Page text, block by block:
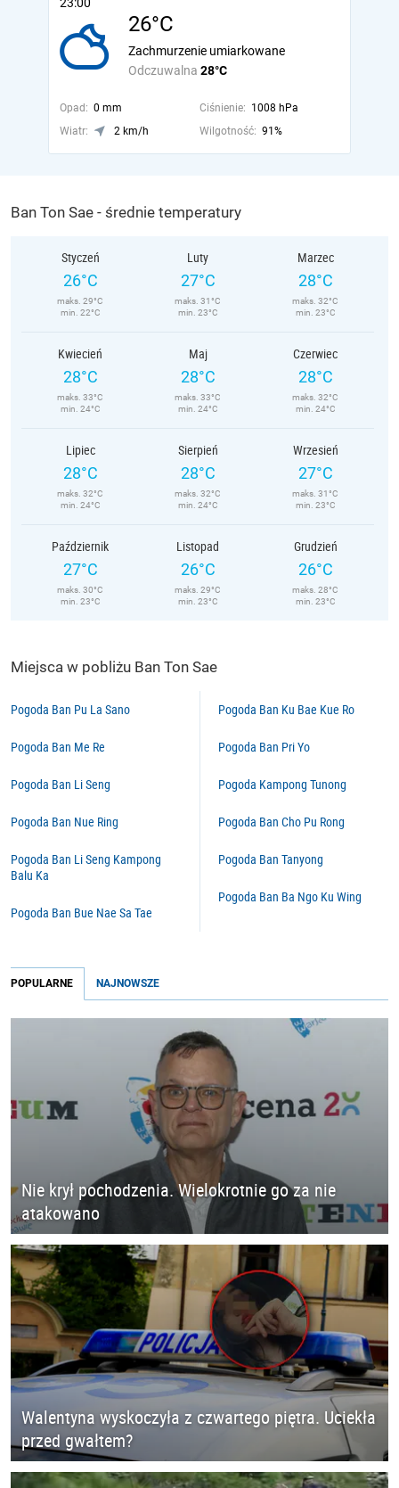
26°C
Odczuwalna 28°C
Zachmurzenie umiarkowane
Opad: 0 mm Ciśnienie: 1008 hPa
Wiatr:
2 km/h Wilgotność: 91%
Ban Ton Sae - średnie temperatury
Styczeń
26°C
maks. 29°C
min. 22°C
Luty
27°C
maks. 31°C
min. 23°C
Marzec
28°C
maks. 32°C
min. 23°C
Kwiecień
28°C
maks. 33°C
min. 24°C
Maj
28°C
maks. 33°C
min. 24°C
Czerwiec
28°C
maks. 32°C
min. 24°C
Lipiec
28°C
maks. 32°C
min. 24°C
Sierpień
28°C
maks. 32°C
min. 24°C
Wrzesień
27°C
maks. 31°C
min. 23°C
Październik
27°C
maks. 30°C
min. 23°C
Listopad
26°C
maks. 29°C
min. 23°C
Grudzień
26°C
maks. 28°C
min. 23°C
Miejsca w pobliżu Ban Ton Sae
Pogoda Ban Pu La Sano
Pogoda Ban Me Re
Pogoda Ban Li Seng
Pogoda Ban Nue Ring
Pogoda Ban Li Seng Kampong
Balu Ka
Pogoda Ban Bue Nae Sa Tae
Pogoda Ban Ku Bae Kue Ro
Pogoda Ban Pri Yo
Pogoda Kampong Tunong
Pogoda Ban Cho Pu Rong
Pogoda Ban Tanyong
Pogoda Ban Ba Ngo Ku Wing
POPULARNE NAJNOWSZE
Nie krył pochodzenia. Wielokrotnie go za nie
atakowano
Walentyna wyskoczyła z czwartego piętra. Uciekła
przed gwałtem?